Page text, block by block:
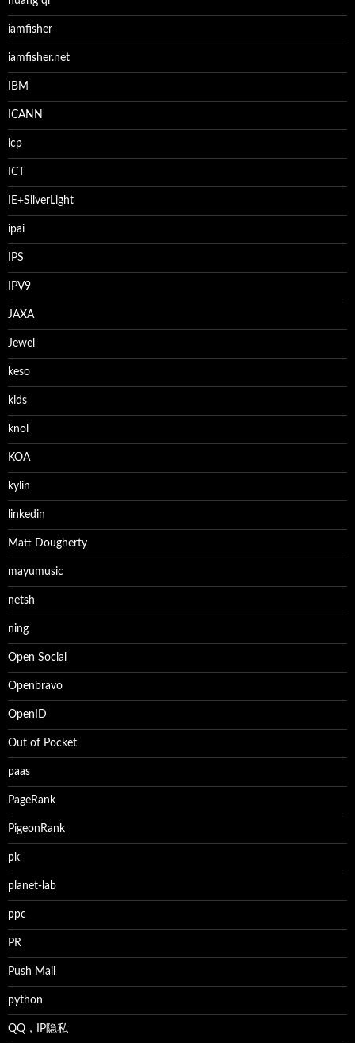
iamfisher
iamfisher.net
IBM
ICANN
icp
ICT
IE+SilverLight
ipai
IPS
IPV9
JAXA
Jewel
keso
kids
knol
KOA
kylin
linkedin
Matt Dougherty
mayumusic
netsh
ning
Open Social
Openbravo
OpenID
Out of Pocket
paas
PageRank
PigeonRank
pk
planet-lab
ppc
PR
Push Mail
python
QQ，IP隐私